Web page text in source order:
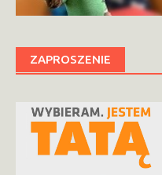
ZAPROSZENIE